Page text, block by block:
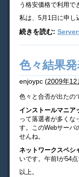
う格安価格で利用で
私は、5月1日に申し
続きを読む:
色々結果
enjoypc (2009年
色々と合否が出たの
インストールマニア
って落選者が多くな
す。このWebサーバ
せんね。
ネットワークスペシ
いです。午前Iが54
以上。